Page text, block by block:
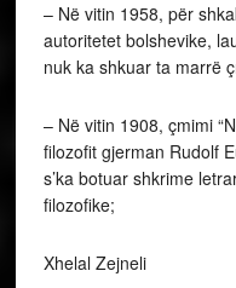
– Në vitin 1958, për
autoritetet bolshevike,
nuk ka shkuar ta marrë
– Në vitin 1908, çmimi
filozofit gjerman Rudolf
s’ka botuar shkrime
filozofike;
Xhelal Zejneli